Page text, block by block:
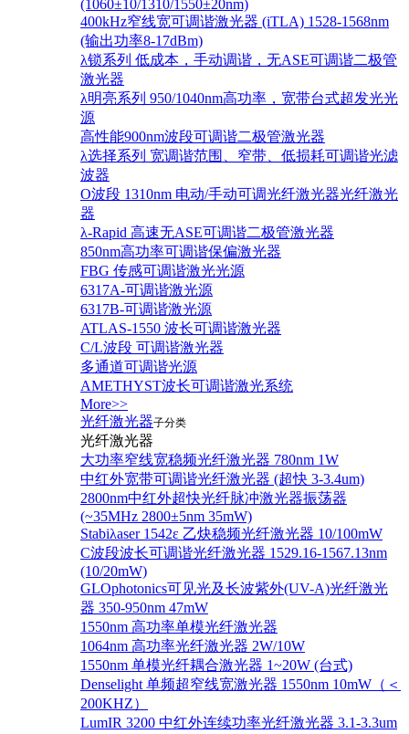
(1060±10/1310/1550±20nm)
400kHz窄线宽可调谐激光器 (iTLA) 1528-1568nm
(输出功率8-17dBm)
λ锁系列 低成本，手动调谐，无ASE可调谐二极管
激光器
λ明亮系列 950/1040nm高功率，宽带台式超发光光
源
高性能900nm波段可调谐二极管激光器
λ选择系列 宽调谐范围、窄带、低损耗可调谐光滤
波器
O波段 1310nm 电动/手动可调光纤激光器光纤激光
器
λ-Rapid 高速无ASE可调谐二极管激光器
850nm高功率可调谐保偏激光器
FBG 传感可调谐激光光源
6317A-可调谐激光源
6317B-可调谐激光源
ATLAS-1550 波长可调谐激光器
C/L波段 可调谐激光器
多通道可调谐光源
AMETHYST波长可调谐激光系统
More>>
光纤激光器子分类
光纤激光器
大功率窄线宽稳频光纤激光器 780nm 1W
中红外宽带可调谐光纤激光器 (超快 3-3.4um)
2800nm中红外超快光纤脉冲激光器振荡器
(~35MHz 2800±5nm 35mW)
Stabiλaser 1542ε 乙炔稳频光纤激光器 10/100mW
C波段波长可调谐光纤激光器 1529.16-1567.13nm
(10/20mW)
GLOphotonics可见光及长波紫外(UV-A)光纤激光
器 350-950nm 47mW
1550nm 高功率单模光纤激光器
1064nm 高功率光纤激光器 2W/10W
1550nm 单模光纤耦合激光器 1~20W (台式)
Denselight 单频超窄线宽激光器 1550nm 10mW（＜
200KHZ）
LumIR 3200 中红外连续功率光纤激光器 3.1-3.3um